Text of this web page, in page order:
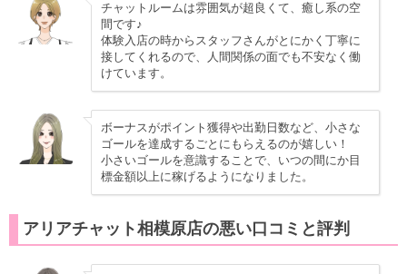
チャットルームは雰囲気が超良くて、癒し系の空
間です♪
体験入店の時からスタッフさんがとにかく丁寧に
接してくれるので、人間関係の面でも不安なく働
けています。
ボーナスがポイント獲得や出勤日数など、小さな
ゴールを達成するごとにもらえるのが嬉しい！
小さいゴールを意識することで、いつの間にか目
標金額以上に稼げるようになりました。
アリアチャット相模原店の悪い口コミと評判